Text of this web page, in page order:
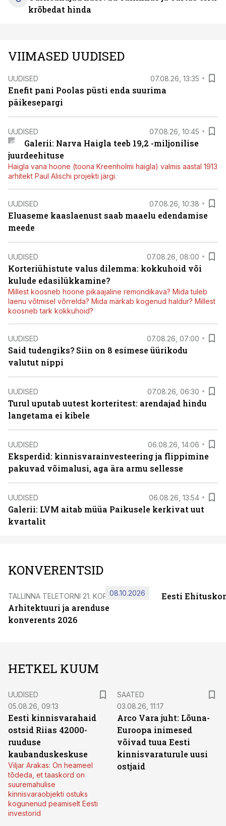
krõbedat hinda
VIIMASED UUDISED
UUDISED 07.08.26, 13:35
Enefit pani Poolas püsti enda suurima
päikesepargi
UUDISED 07.08.26, 10:45
Galerii: Narva Haigla teeb 19,2 -miljonilise
juurdeehituse
Haigla vana hoone (toona Kreenholmi haigla) valmis aastal 1913
arhitekt Paul Alischi projekti järgi.
UUDISED 07.08.26, 10:38
Eluaseme kaaslaenust saab maaelu edendamise
meede
UUDISED 07.08.26, 08:00
Korteriühistute valus dilemma: kokkuhoid või
kulude edasilükkamine?
Millest koosneb hoone pikaajaline remondikava? Mida tuleb
laenu võtmisel võrrelda? Mida märkab kogenud haldur? Millest
koosneb tark kokkuhoid?
UUDISED 07.08.26, 07:00
Said tudengiks? Siin on 8 esimese üürikodu
valutut nippi
UUDISED 07.08.26, 06:30
Turul uputab uutest korteritest: arendajad hindu
langetama ei kibele
UUDISED 06.08.26, 14:06
Eksperdid: kinnisvarainvesteering ja flippimine
pakuvad võimalusi, aga ära armu sellesse
UUDISED 06.08.26, 13:54
Galerii: LVM aitab müüa Paikusele kerkivat uut
kvartalit
KONVERENTSID
TALLINNA TELETORNI 21. KORRUSEL
Arhitektuuri ja arenduse
konverents 2026
08.10.2026 Eesti
HETKEL KUUM
UUDISED
05.08.26, 09:13
Eesti kinnisvarahaid
ostsid Riias 42000-
ruuduse
kaubanduskeskuse
Viljar Arakas: On heameel
tõdeda, et taaskord on
suuremahulise
kinnisvaraobjekti ostuks
kogunenud peamiselt Eesti
investorid
SAATED
03.08.26, 11:17
Arco Vara juht: Lõuna-
Euroopa inimesed
võivad tuua Eesti
kinnisvaraturule uusi
ostjaid